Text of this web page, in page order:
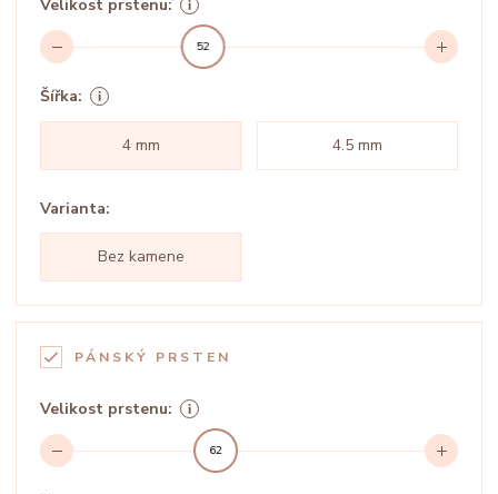
Velikost prstenu:
52
Šířka:
4 mm 4.5 mm
Varianta:
Bez kamene
PÁNSKÝ PRSTEN
Velikost prstenu:
62